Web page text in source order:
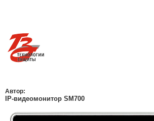
Автор:
IP-видеомонитор SM700